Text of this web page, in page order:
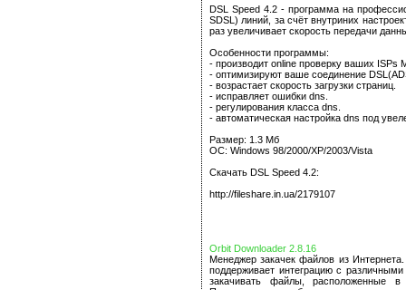
DSL Speed 4.2 - программа на
SDSL) линий, за счёт внутриних
раз увеличивает скорость передачи
Особенности программы:
- производит online проверку ваших ISPs
- оптимизируют ваше соединение
- возрастает скорость загрузки страниц.
- исправляет ошибки dns.
- регулирования класса dns.
- автоматическая настройка dns под
Размер: 1.3 Мб
ОС: Windows 98/2000/XP/2003/Vista
Скачать DSL Speed 4.2:
http://fileshare.in.ua/2179107
Orbit Downloader 2.8.16
Менеджер закачек файлов из
поддерживает интеграцию с
закачивать файлы, расположенные